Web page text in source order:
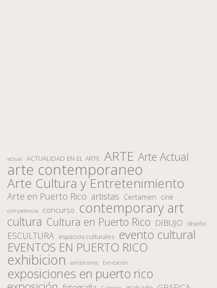
actual ACTUALIDAD EN EL ARTE ARTE Arte Actual
arte contemporaneo
Arte Cultura y Entretenimiento
Arte en Puerto Rico artistas Certamen cine
competencia concurso contemporary art
cultura Cultura en Puerto Rico DIBUJO diseño
ESCULTURA espacios culturales evento cultural
EVENTOS EN PUERTO RICO
exhibicion exhibiciones Exhibición
exposiciones en puerto rico